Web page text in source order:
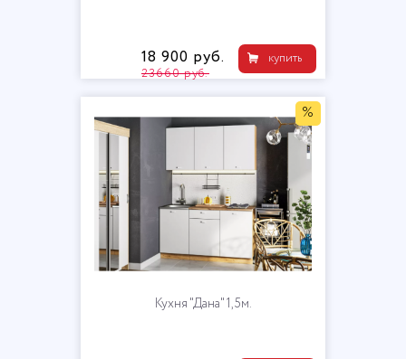
купить
18 900 руб.
23660 руб.
%
Кухня "Дана" 1,5м.